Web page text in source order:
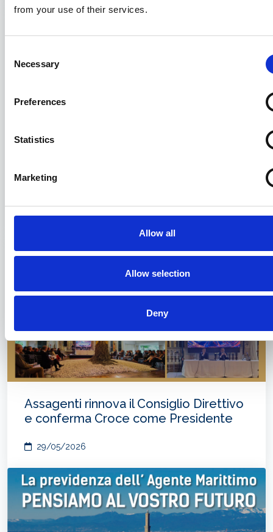
from your use of their services.
Selection
Necessary
Preferences
Statistics
Marketing
Allow all
Allow selection
Deny
Il TAR Lazio torna sulle concessioni
balneari e sul project financing
29/05/2026
Assagenti rinnova il Consiglio Direttivo
e conferma Croce come Presidente
29/05/2026